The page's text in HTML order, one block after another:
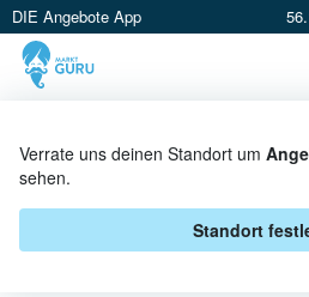
DIE Angebote App
Verrate uns deinen Standort um
sehen.
Standort
LAVAZZA BEI HIT
ANGEBOTE &